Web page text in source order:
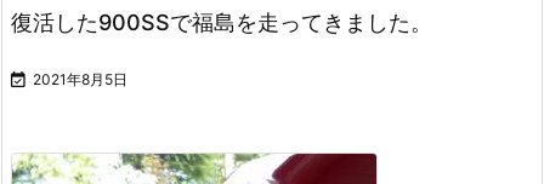
復活した900SSで福島を走ってきました。
 2021年8月5日